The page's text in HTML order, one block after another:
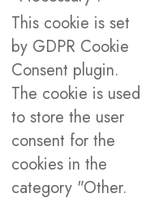
This cookie is set
by GDPR Cookie
Consent plugin.
The cookie is used
to store the user
consent for the
cookies in the
category "Other.